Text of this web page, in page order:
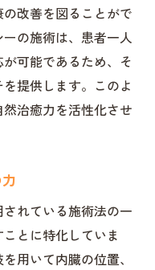
改善を図ることがで
の施術は、患者一人
可能であるため、そ
提供します。このよ
治癒力を活性化させ
れている施術法の一
とに特化していま
用いて内臓の位置、